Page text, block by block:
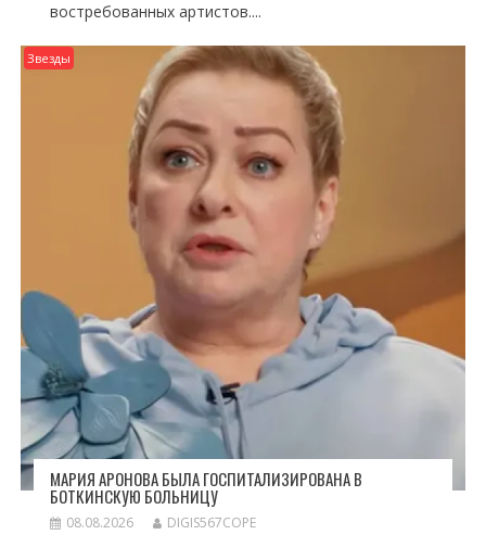
востребованных артистов....
Звезды
МАРИЯ АРОНОВА БЫЛА ГОСПИТАЛИЗИРОВАНА В
БОТКИНСКУЮ БОЛЬНИЦУ
08.08.2026 DIGIS567COPE